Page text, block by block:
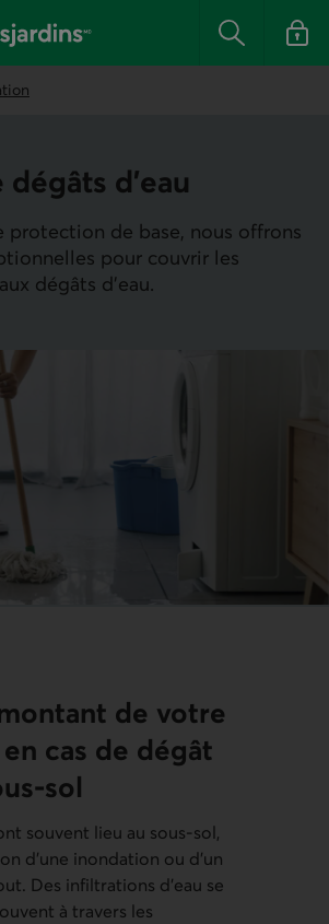
Rechercher
Se
d’eau
protection de base, nous offrons
pour couvrir les
dégâts d’eau.
de votre
cas de dégât
sol
souvent lieu au sous-sol,
d’une inondation ou d’un
Des infiltrations d’eau se
à travers les